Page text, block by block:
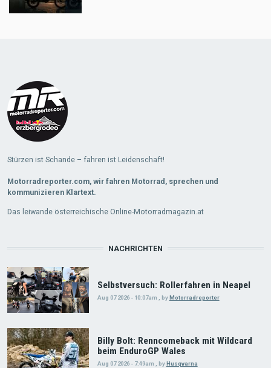
Stürzen ist Schande – fahren ist Leidenschaft!
Motorradreporter.com, wir fahren Motorrad, sprechen und
kommunizieren Klartext.
Das leiwande österreichische Online-Motorradmagazin.at
NACHRICHTEN
Selbstversuch: Rollerfahren in Neapel
Aug 07 2026 - 10:07am byMotorradreporter
Billy Bolt: Renncomeback mit Wildcard
beim EnduroGP Wales
Aug 07 2026 - 7:49am byHusqvarna